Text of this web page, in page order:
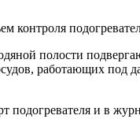
контроля
полости
работающих под
подогревателя и в